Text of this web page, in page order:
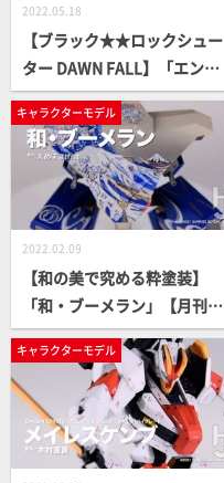
2022.05.18
【ブラック★★ロックシュー
ター DAWN FALL】「エンプ
レス」＆「ブラックトライ
ク」【月刊ホビージャパン6
月号作例】
キャラクターモデル
2022.02.09
【和の美で究める粋塗装】
「和・ブーメラン」【月刊ホ
ビージャパン3月号作例】
キャラクターモデル